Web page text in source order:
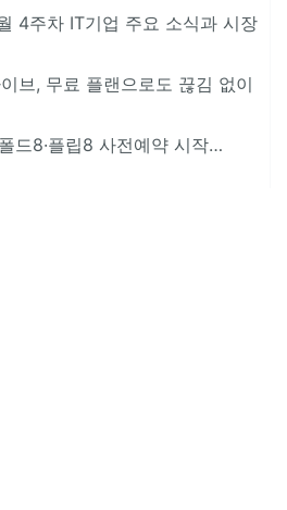
4주차 IT기업 주요 소식과 시장
브, 무료 플랜으로도 끊김 없이
드8·플립8 사전예약 시작…